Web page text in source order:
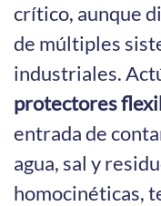
crítico, aunque
de múltiples
industriales.
protectores
entrada de
agua, sal y
homocinéticas,